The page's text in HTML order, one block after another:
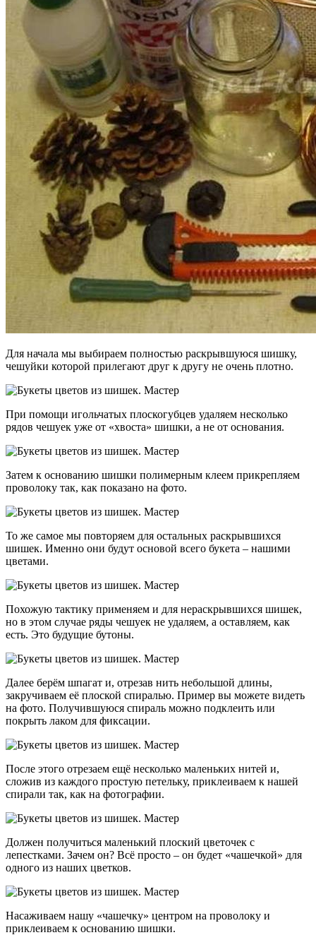
Для начала мы выбираем полностью раскрывшуюся шишку,
чешуйки которой прилегают друг к другу не очень плотно.
При помощи игольчатых плоскогубцев удаляем несколько
рядов чешуек уже от «хвоста» шишки, а не от основания.
Затем к основанию шишки полимерным клеем прикрепляем
проволоку так, как показано на фото.
То же самое мы повторяем для остальных раскрывшихся
шишек. Именно они будут основой всего букета – нашими
цветами.
Похожую тактику применяем и для нераскрывшихся шишек,
но в этом случае ряды чешуек не удаляем, а оставляем, как
есть. Это будущие бутоны.
Далее берём шпагат и, отрезав нить небольшой длины,
закручиваем её плоской спиралью. Пример вы можете видеть
на фото. Получившуюся спираль можно подклеить или
покрыть лаком для фиксации.
После этого отрезаем ещё несколько маленьких нитей и,
сложив из каждого простую петельку, приклеиваем к нашей
спирали так, как на фотографии.
Должен получиться маленький плоский цветочек с
лепестками. Зачем он? Всё просто – он будет «чашечкой» для
одного из наших цветков.
Насаживаем нашу «чашечку» центром на проволоку и
приклеиваем к основанию шишки.